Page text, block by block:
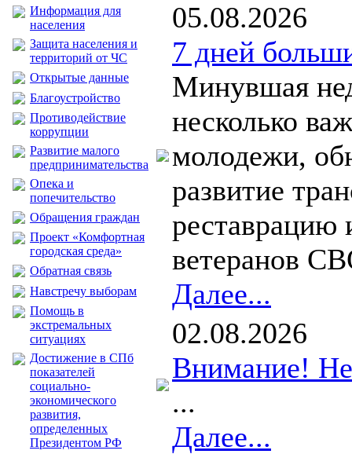
Информация для
населения
Защита населения и
территорий от ЧС
Открытые данные
Благоустройство
Противодействие
коррупции
Развитие малого
предпринимательства
Опека и
попечительство
Обращения граждан
Проект «Комфортная
городская среда»
Обратная связь
Навстречу выборам
Помощь в
экстремальных
ситуациях
Достижение в СПб
показателей
социально-
экономического
развития,
определенных
Президентом РФ
05.08.2026
7 дней
Минувшая
несколько
молодежи,
развитие
реставрацию
ветеранов
Далее...
02.08.2026
Внимание! Не
...
Далее...